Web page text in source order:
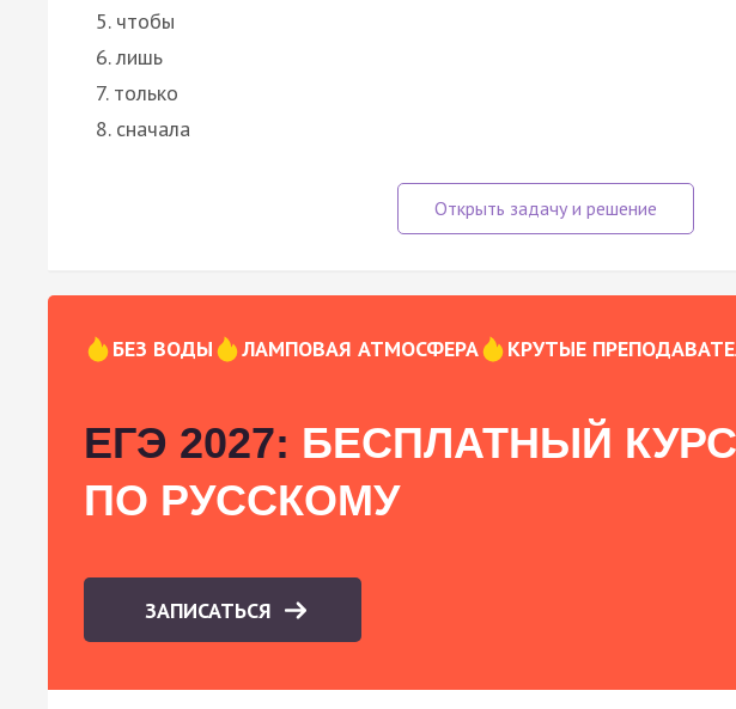
5. чтобы
6. лишь
7. только
8. сначала
БЕЗ ВОДЫ ЛАМПОВАЯ АТМОСФЕРА КРУТЫЕ
ЕГЭ 2027: БЕСПЛАТНЫЙ КУРС
ПО РУССКОМУ
ЗАПИСАТЬСЯ